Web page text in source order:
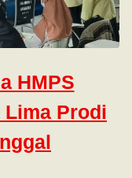
HMPS
Lima Prodi